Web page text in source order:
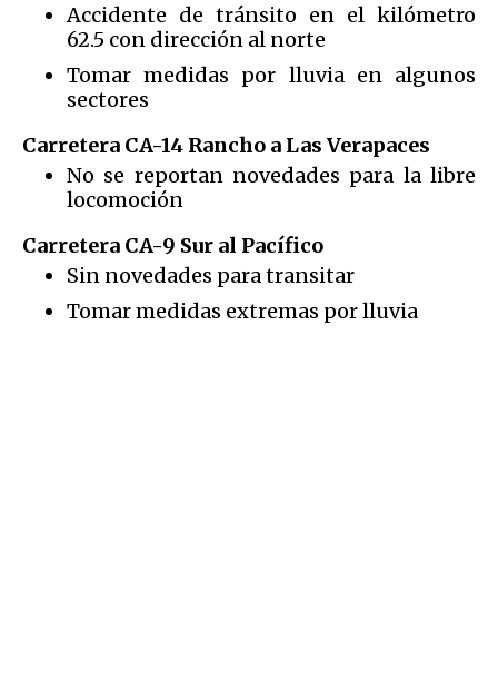
Accidente de tránsito en el kilómetro
62.5 con dirección al norte
Tomar medidas por lluvia en algunos
sectores
Carretera CA-14 Rancho a Las Verapaces
No se reportan novedades para la libre
locomoción
Carretera CA-9 Sur al Pacífico
Sin novedades para transitar
Tomar medidas extremas por lluvia